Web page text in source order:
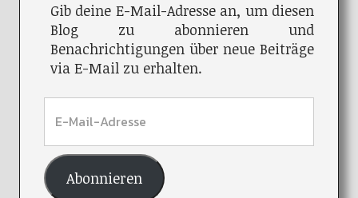
Gib deine E-Mail-Adresse an, um diesen
Blog zu abonnieren und
Benachrichtigungen über neue Beiträge
via E-Mail zu erhalten.
Abonnieren